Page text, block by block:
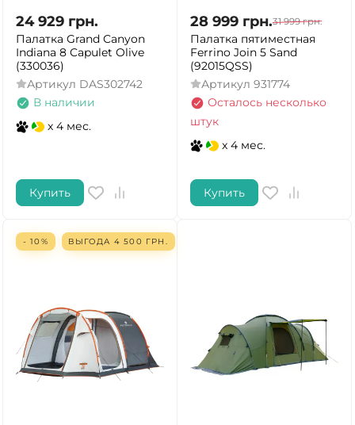
24 929 грн.
Палатка Grand Canyon
Indiana 8 Capulet Olive
(330036)
Артикул DAS302742
В наличии
x 4 мес.
Купить
28 999 грн.31 999 грн.
Палатка пятиместная
Ferrino Join 5 Sand
(92015QSS)
Артикул 931774
Осталось несколько
штук
x 4 мес.
Купить
- 10% ВЫГОДА 4 500 ГРН.